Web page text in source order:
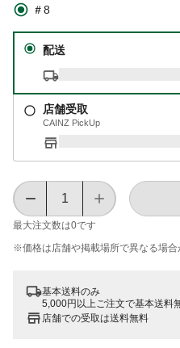
＃8
配送
店舗受取
CAINZ PickUp
最大注文数は0です
※価格は​店舗や​掲載場所で​異なる​場合
基本送料のみ
5,000円以上ご注文で基本送料
店舗での受取は送料無料